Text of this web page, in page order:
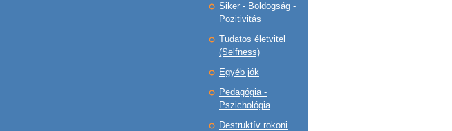
Siker - Boldogság -
Pozitivitás
Tudatos életvitel
(Selfness)
Egyéb jók
Pedagógia -
Pszichológia
Destruktív rokoni